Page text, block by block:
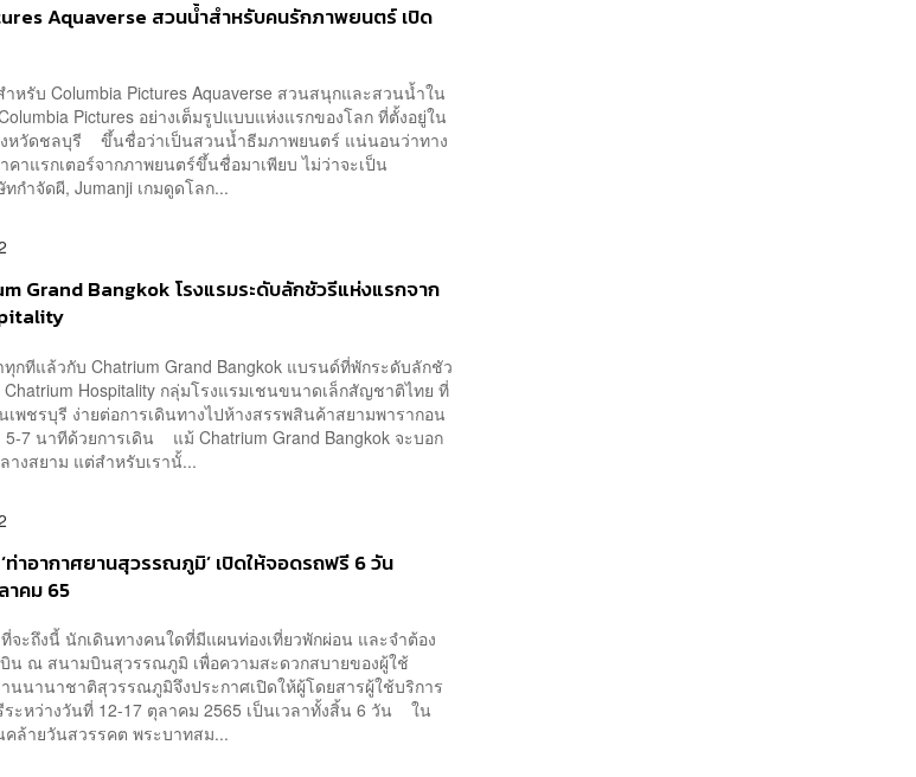
Aquaverse สวนน้ำสำหรับคนรักภาพยนตร์ เปิด
ำหรับ Columbia Pictures Aquaverse สวนสนุกและสวนน้ำใน
Pictures อย่างเต็มรูปแบบแห่งแรกของโลก ที่ตั้งอยู่ใน
งหวัดชลบุรี ขึ้นชื่อว่าเป็นสวนน้ำธีมภาพยนตร์ แน่นอนว่าทาง
คาแรกเตอร์จากภาพยนตร์ขึ้นชื่อมาเพียบ ไม่ว่าจะเป็น
กำจัดผี, Jumanji เกมดูดโลก...
Grand Bangkok โรงแรมระดับลักชัวรีแห่งแรกจาก
ทุกทีแล้วกับ Chatrium Grand Bangkok แบรนด์ที่พักระดับลักชัว
Hospitality กลุ่มโรงแรมเชนขนาดเล็กสัญชาติไทย ที่
เพชรบุรี ง่ายต่อการเดินทางไปห้างสรรพสินค้าสยามพารากอน
5-7 นาทีด้วยการเดิน แม้ Chatrium Grand Bangkok จะบอก
างสยาม แต่สำหรับเรานั้...
ท่าอากาศยานสุวรรณภูมิ’ เปิดให้จอดรถฟรี 6 วัน
าคม 65
จะถึงนี้ นักเดินทางคนใดที่มีแผนท่องเที่ยวพักผ่อน และจำต้อง
บิน ณ สนามบินสุวรรณภูมิ เพื่อความสะดวกสบายของผู้ใช้
นนานาชาติสุวรรณภูมิจึงประกาศเปิดให้ผู้โดยสารผู้ใช้บริการ
ะหว่างวันที่ 12-17 ตุลาคม 2565 เป็นเวลาทั้งสิ้น 6 วัน ใน
ล้ายวันสวรรคต พระบาทสม...